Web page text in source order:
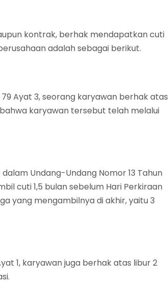
kontrak, berhak mendapatkan cuti
adalah sebagai berikut.
Ayat 3, seorang karyawan berhak atas
karyawan tersebut telah melalui
Undang-Undang Nomor 13 Tahun
cuti 1,5 bulan sebelum Hari Perkiraan
yang mengambilnya di akhir, yaitu 3
1, karyawan juga berhak atas libur 2